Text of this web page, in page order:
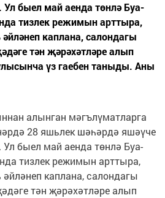
Ул быел май аенда төнлә Буа-
тизлек режимын арттыра,
каплана, салондагы
тән җәрәхәтләре алып
үз гаебен таныды. Аны
алынган мәгълүматларга
28 яшьлек шәһәрдә яшәүче
Ул быел май аенда төнлә Буа-
тизлек режимын арттыра,
каплана, салондагы
тән җәрәхәтләре алып